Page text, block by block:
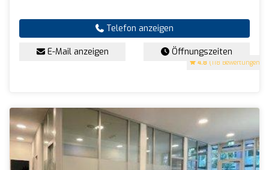
4.8 (118 Bewertungen)
Telefon anzeigen
E-Mail anzeigen Öffnungszeiten